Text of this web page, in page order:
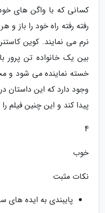
کسانی که با واگن های
رفته رفته راه خود را باز
نرم می نمایند. کوین
بین یک خانواده تن پرور
خسته نماینده می شود و
وجود دارد که این
پیدا کند و این چنین فیلم
4
خوب
نکات مثبت
پایبندی به ایده های